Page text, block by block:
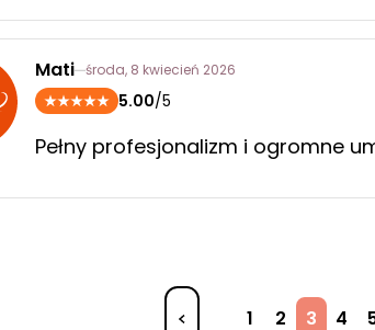
Mati środa, 8 kwiecień 2026
5.00/5
Pełny profesjonalizm i ogromne
1 2 3 4